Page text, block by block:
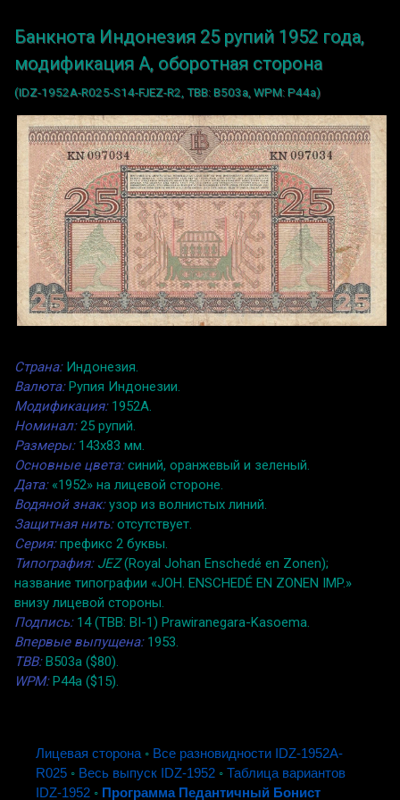
Банкнота Индонезия 25 рупий 1952 года,
модификация A, оборотная сторона
(IDZ-1952A-R025-S14-FJEZ-R2, TBB: B503a, WPM: P44a)
Страна:Индонезия.
Валюта:Рупия Индонезии.
Модификация:1952A.
Номинал:25 рупий.
Размеры:143x83 мм.
Основные цвета:синий, оранжевый и зеленый.
Дата:«1952» на лицевой стороне.
Водяной знак:узор из волнистых линий.
Защитная нить:отсутствует.
Серия:префикс 2 буквы.
Типография: JEZ(Royal Johan Enschedé en Zonen);
название типографии «JOH. ENSCHEDÉ EN ZONEN IMP.»
внизу лицевой стороны.
Подпись:14 (TBB: BI-1) Prawiranegara-Kasoema.
Впервые выпущена:1953.
TBB:B503a ($80).
WPM:P44a ($15).
Лицевая сторона◦ Все разновидности IDZ-1952A-
R025 ◦ Весь выпуск IDZ-1952 ◦ Таблица вариантов
IDZ-1952 ◦ Программа Педантичный Бонист